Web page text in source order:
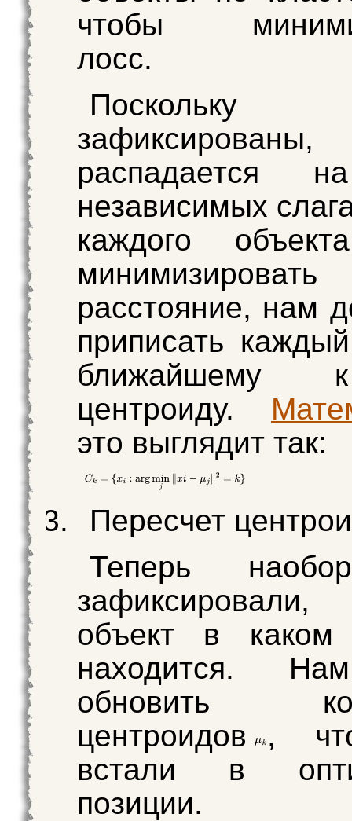
чтобы
лосс.
Поскольку
распадается
независимых
каждого
минимизировать
расстояние, нам
приписать
ближайшему
центроиду.
это выглядит так:
Пересчет
Теперь
объект в каком
находится.
обновить
центроидов,
встали в
позиции.